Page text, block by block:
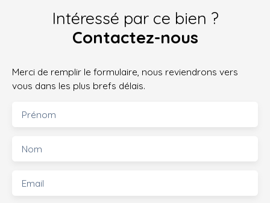
Intéressé par ce bien ?
Contactez-nous
Merci de remplir le formulaire, nous reviendrons vers
vous dans les plus brefs délais.
Prénom
Nom
Email